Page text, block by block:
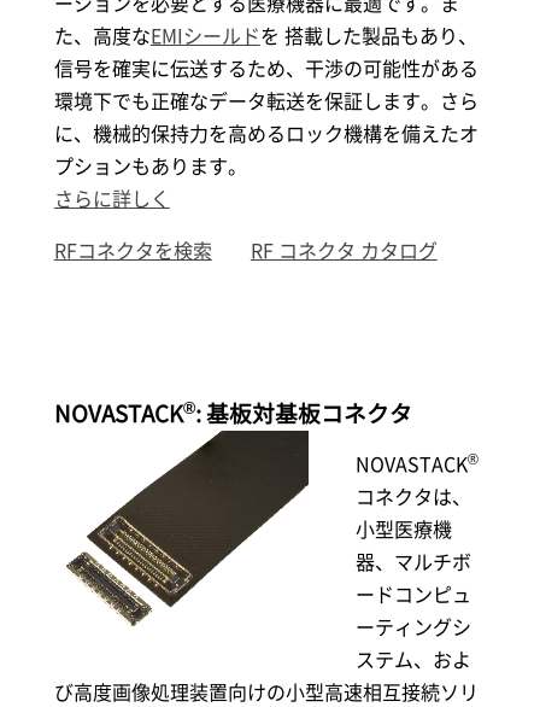
た、高度なEMIシールドを 搭載した製品もあり、
信号を確実に伝送するため、干渉の可能性がある
環境下でも正確なデータ転送を保証します。さら
に、機械的保持力を高めるロック機構を備えたオ
プションもあります。
さらに詳しく
RFコネクタを検索
RF コネクタ カタログ
NOVASTACK®: 基板対基板コネクタ
NOVASTACK®
コネクタは、
小型医療機
器、マルチボ
ードコンピュ
ーティングシ
ステム、およ
び高度画像処理装置向けの小型高速相互接続ソリ